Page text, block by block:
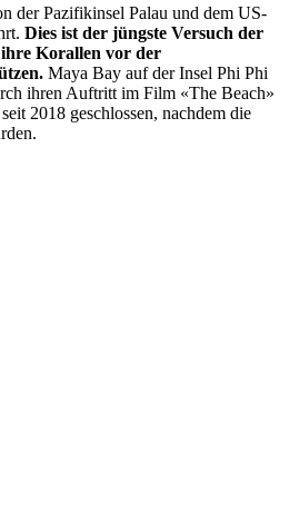
der Pazifikinsel Palau und dem US-
Dies ist der jüngste Versuch der
Korallen vor der
Maya Bay auf der Insel Phi Phi
ihren Auftritt im Film «The Beach»
2018 geschlossen, nachdem die